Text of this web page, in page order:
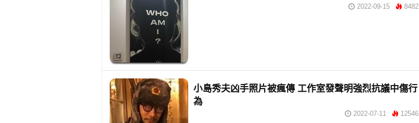
2022-09-15 8482
小島秀夫凶手照片被瘋傳 工作室發聲明強烈抗議中傷行
為
2022-07-11 12546